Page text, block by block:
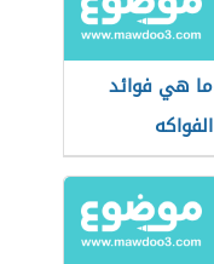
ما هي فوائد
الفواكه